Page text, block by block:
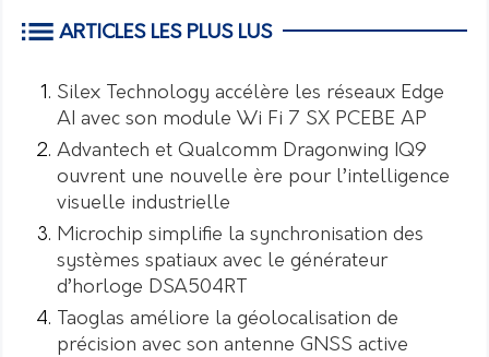
ARTICLES LES PLUS LUS
Silex Technology accélère les réseaux Edge
AI avec son module Wi Fi 7 SX PCEBE AP
Advantech et Qualcomm Dragonwing IQ9
ouvrent une nouvelle ère pour l’intelligence
visuelle industrielle
Microchip simplifie la synchronisation des
systèmes spatiaux avec le générateur
d’horloge DSA504RT
Taoglas améliore la géolocalisation de
précision avec son antenne GNSS active